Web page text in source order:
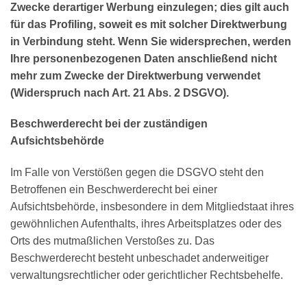
Zwecke derartiger Werbung einzulegen; dies gilt auch
für das Profiling, soweit es mit solcher Direktwerbung
in Verbindung steht. Wenn Sie widersprechen, werden
Ihre personenbezogenen Daten anschließend nicht
mehr zum Zwecke der Direktwerbung verwendet
(Widerspruch nach Art. 21 Abs. 2 DSGVO).
Beschwerderecht bei der zuständigen
Aufsichtsbehörde
Im Falle von Verstößen gegen die DSGVO steht den
Betroffenen ein Beschwerderecht bei einer
Aufsichtsbehörde, insbesondere in dem Mitgliedstaat ihres
gewöhnlichen Aufenthalts, ihres Arbeitsplatzes oder des
Orts des mutmaßlichen Verstoßes zu. Das
Beschwerderecht besteht unbeschadet anderweitiger
verwaltungsrechtlicher oder gerichtlicher Rechtsbehelfe.